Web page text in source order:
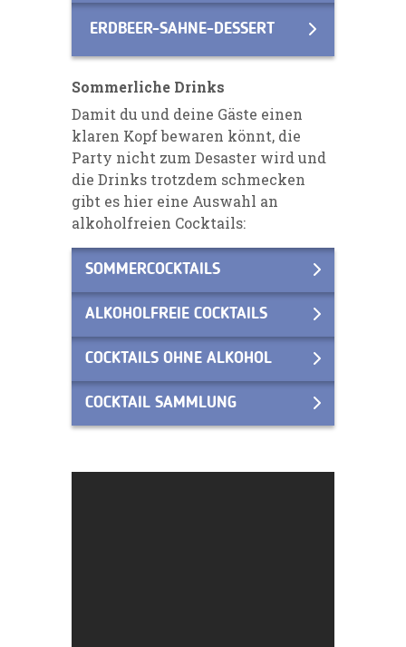
ERDBEER-SAHNE-DESSERT
Sommerliche Drinks
Damit du und deine Gäste einen
klaren Kopf bewaren könnt, die
Party nicht zum Desaster wird und
die Drinks trotzdem schmecken
gibt es hier eine Auswahl an
alkoholfreien Cocktails:
SOMMERCOCKTAILS
ALKOHOLFREIE COCKTAILS
COCKTAILS OHNE ALKOHOL
COCKTAIL SAMMLUNG